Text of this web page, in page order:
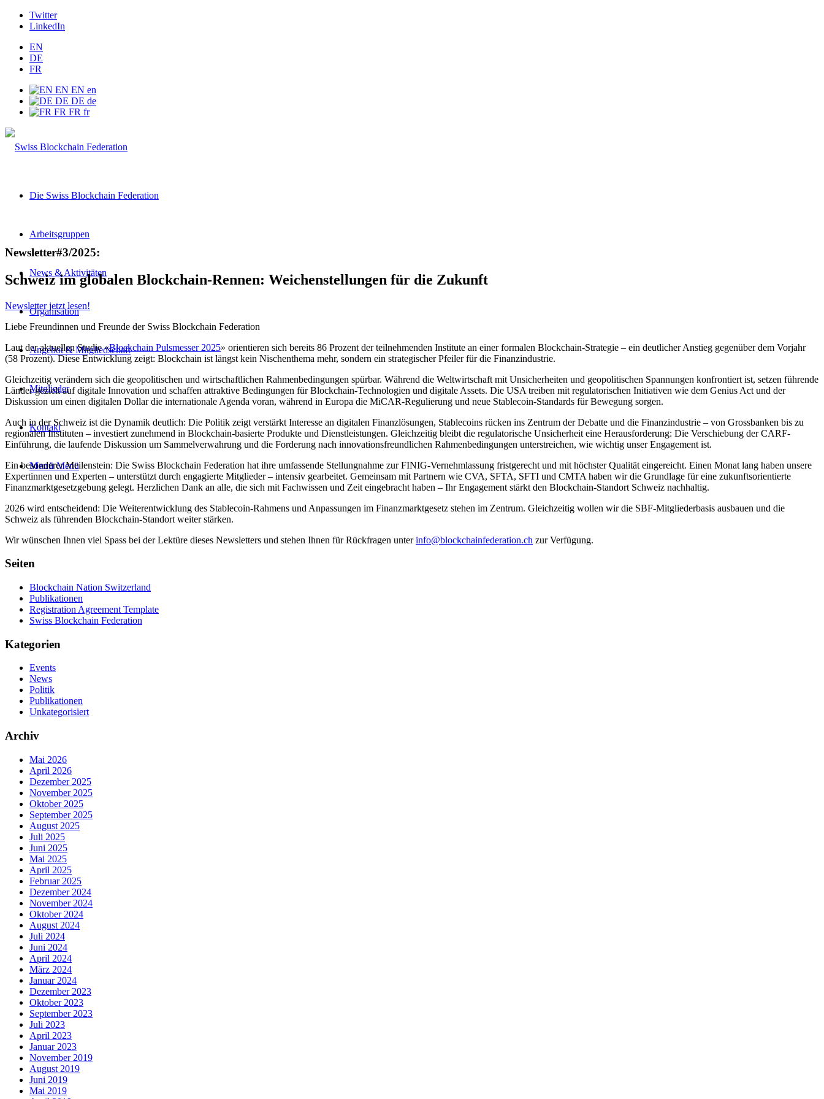
Twitter
LinkedIn
EN
DE
FR
EN EN en
DE DE de
FR FR fr
Die Swiss Blockchain Federation
Arbeitsgruppen
News & Aktivitäten
Organisation
Angebot & Mitgliedschaft
Mitglieder
Kontakt
Menü Menü
Newsletter#3/2025:
Schweiz im globalen Blockchain-Rennen: Weichenstellungen für die Zukunft
Newsletter jetzt lesen!
Liebe Freundinnen und Freunde der Swiss Blockchain Federation
Laut der aktuellen Studie «Blockchain Pulsmesser 2025» orientieren sich bereits 86 Prozent der teilnehmenden Institute an einer formalen Blockchain-Strategie – ein deutlicher Anstieg gegenüber dem Vorjahr
(58 Prozent). Diese Entwicklung zeigt: Blockchain ist längst kein Nischenthema mehr, sondern ein strategischer Pfeiler für die Finanzindustrie.
Gleichzeitig verändern sich die geopolitischen und wirtschaftlichen Rahmenbedingungen spürbar. Während die Weltwirtschaft mit Unsicherheiten und geopolitischen Spannungen konfrontiert ist, setzen führende
Länder gezielt auf digitale Innovation und schaffen attraktive Bedingungen für Blockchain-Technologien und digitale Assets. Die USA treiben mit regulatorischen Initiativen wie dem Genius Act und der
Diskussion um einen digitalen Dollar die internationale Agenda voran, während in Europa die MiCAR-Regulierung und neue Stablecoin-Standards für Bewegung sorgen.
Auch in der Schweiz ist die Dynamik deutlich: Die Politik zeigt verstärkt Interesse an digitalen Finanzlösungen, Stablecoins rücken ins Zentrum der Debatte und die Finanzindustrie – von Grossbanken bis zu
regionalen Instituten – investiert zunehmend in Blockchain-basierte Produkte und Dienstleistungen. Gleichzeitig bleibt die regulatorische Unsicherheit eine Herausforderung: Die Verschiebung der CARF-
Einführung, die laufende Diskussion um Sammelverwahrung und die Forderung nach innovationsfreundlichen Rahmenbedingungen unterstreichen, wie wichtig unser Engagement ist.
Ein besonderer Meilenstein: Die Swiss Blockchain Federation hat ihre umfassende Stellungnahme zur FINIG-Vernehmlassung fristgerecht und mit höchster Qualität eingereicht. Einen Monat lang haben unsere
Expertinnen und Experten – unterstützt durch engagierte Mitglieder – intensiv gearbeitet. Gemeinsam mit Partnern wie CVA, SFTA, SFTI und CMTA haben wir die Grundlage für eine zukunftsorientierte
Finanzmarktgesetzgebung gelegt. Herzlichen Dank an alle, die sich mit Fachwissen und Zeit eingebracht haben – Ihr Engagement stärkt den Blockchain-Standort Schweiz nachhaltig.
2026 wird entscheidend: Die Weiterentwicklung des Stablecoin-Rahmens und Anpassungen im Finanzmarktgesetz stehen im Zentrum. Gleichzeitig wollen wir die SBF-Mitgliederbasis ausbauen und die
Schweiz als führenden Blockchain-Standort weiter stärken.
Wir wünschen Ihnen viel Spass bei der Lektüre dieses Newsletters und stehen Ihnen für Rückfragen unterinfo@blockchainfederation.ch zur Verfügung.
Seiten
Blockchain Nation Switzerland
Publikationen
Registration Agreement Template
Swiss Blockchain Federation
Kategorien
Events
News
Politik
Publikationen
Unkategorisiert
Archiv
Mai 2026
April 2026
Dezember 2025
November 2025
Oktober 2025
September 2025
August 2025
Juli 2025
Juni 2025
Mai 2025
April 2025
Februar 2025
Dezember 2024
November 2024
Oktober 2024
August 2024
Juli 2024
Juni 2024
April 2024
März 2024
Januar 2024
Dezember 2023
Oktober 2023
September 2023
Juli 2023
April 2023
Januar 2023
November 2019
August 2019
Juni 2019
Mai 2019